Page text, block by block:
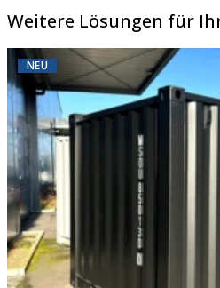
Weitere Lösungen für
NEU